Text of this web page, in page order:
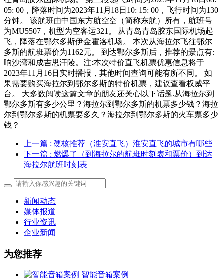
05: 00，降落时间为2023年11月18日10: 15: 00，飞行时间为130
分钟。 该航班由中国东方航空空（简称东航）所有，航班号
为MU5507，机型为空客运321。 从青岛青岛胶东国际机场起
飞，降落在鄂尔多斯伊金霍洛机场。 本次从海拉尔飞往鄂尔
多斯的航班票价为1162元。 到达鄂尔多斯后，推荐的景点有:
响沙湾和成吉思汗陵。注:本次特价直飞机票优惠信息将于
2023年11月16日实时播报，其他时间查询可能有所不同。 如
果需要购买海拉尔到鄂尔多斯的特价机票，建议查看权威平
台。 大多数阅读这篇文章的朋友还关心以下话题:从海拉尔到
鄂尔多斯有多少公里？海拉尔到鄂尔多斯的机票多少钱？海拉
尔到鄂尔多斯的机票要多久？海拉尔到鄂尔多斯的火车票多少
钱？
上一篇 : 硬核推荐（淮安直飞）淮安直飞的城市有哪些
下一篇 : 燃爆了（到海拉尔的航班时刻表和票价）到达
海拉尔航班时刻表
新闻动态
媒体报道
行业资讯
企业新闻
为您推荐
智能音箱案例